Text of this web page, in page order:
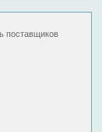
поставщиков